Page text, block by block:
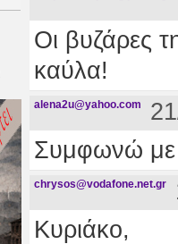
Οι βυζάρες
καύλα!
alena2u@yahoo.com
Συμφωνώ με
chrysos@vodafone.net.gr
Κυριάκο,